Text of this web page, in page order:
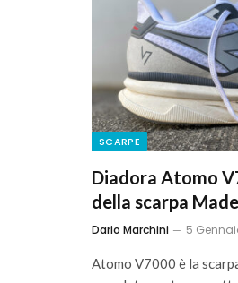
SCARPE
Diadora Atomo
della scarpa
Dario Marchini 5
Atomo V7000 è la